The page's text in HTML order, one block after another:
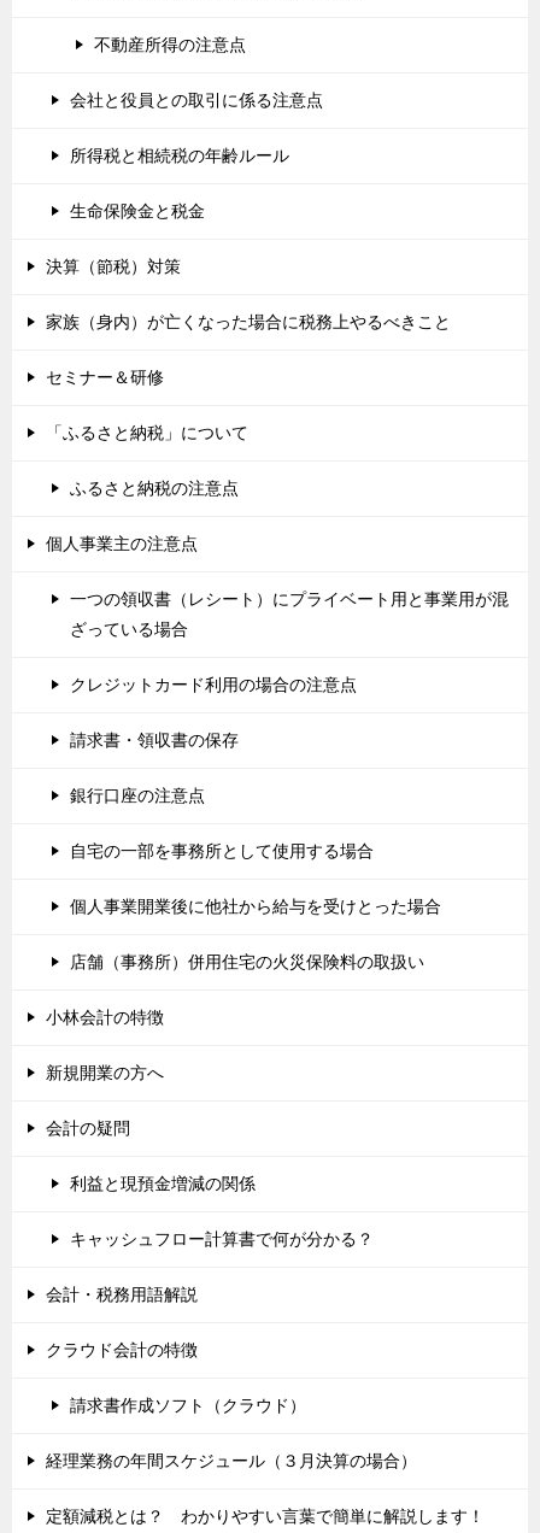
不動産所得の注意点
会社と役員との取引に係る注意点
所得税と相続税の年齢ルール
生命保険金と税金
決算（節税）対策
家族（身内）が亡くなった場合に税務上やるべきこと
セミナー＆研修
「ふるさと納税」について
ふるさと納税の注意点
個人事業主の注意点
一つの領収書（レシート）にプライベート用と事業用が混
ざっている場合
クレジットカード利用の場合の注意点
請求書・領収書の保存
銀行口座の注意点
自宅の一部を事務所として使用する場合
個人事業開業後に他社から給与を受けとった場合
店舗（事務所）併用住宅の火災保険料の取扱い
小林会計の特徴
新規開業の方へ
会計の疑問
利益と現預金増減の関係
キャッシュフロー計算書で何が分かる？
会計・税務用語解説
クラウド会計の特徴
請求書作成ソフト（クラウド）
経理業務の年間スケジュール（３月決算の場合）
定額減税とは？ わかりやすい言葉で簡単に解説します！